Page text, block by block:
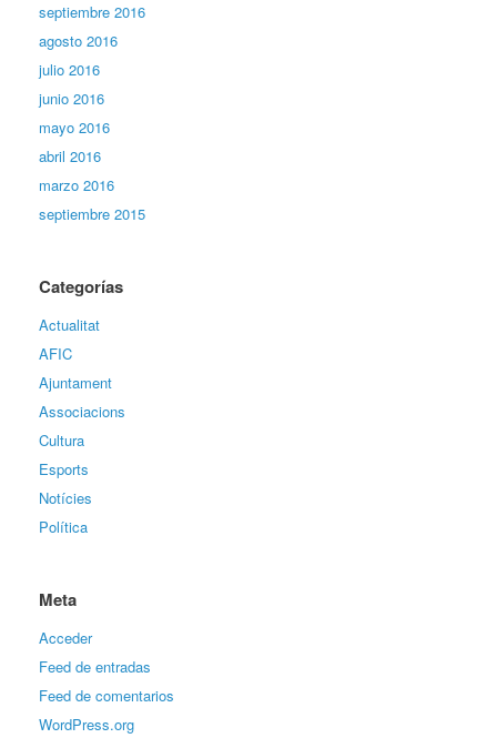
septiembre 2016
agosto 2016
julio 2016
junio 2016
mayo 2016
abril 2016
marzo 2016
septiembre 2015
Categorías
Actualitat
AFIC
Ajuntament
Associacions
Cultura
Esports
Notícies
Política
Meta
Acceder
Feed de entradas
Feed de comentarios
WordPress.org